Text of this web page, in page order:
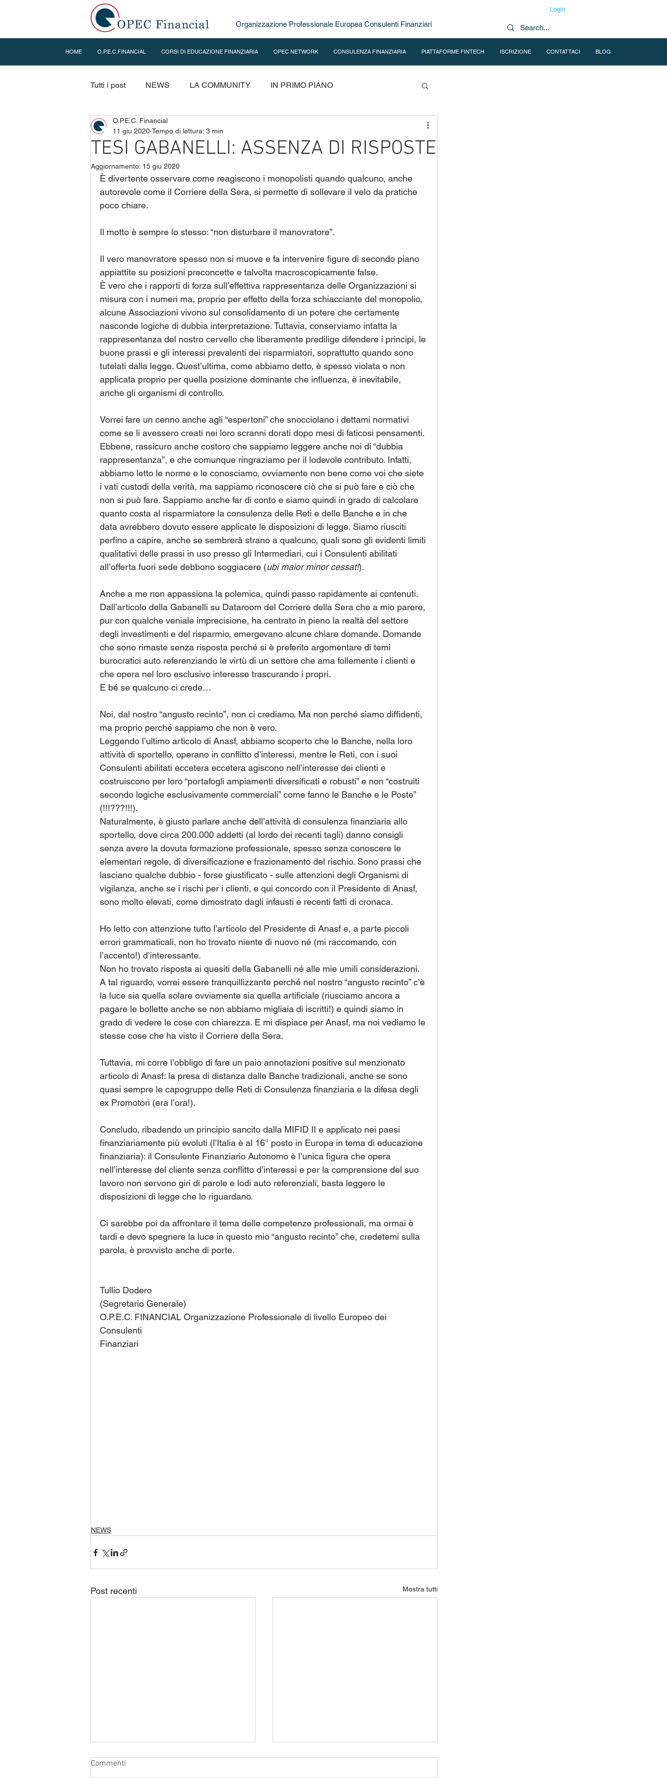
Organizzazione Professionale Europea Consulenti Finanziari
Login
HOME O.P.E.C.FINANCIAL CORSI DI EDUCAZIONE FINANZIARIA OPEC NETWORK CONSULENZA FINANZIARIA PIATTAFORME FINTECH ISCRIZIONE CONTATTACI BLOG
Tutti i post NEWS LA COMMUNITY IN PRIMO PIANO
EDUCAZIONE FINANZIARIA
TESI GABANELLI: ASSENZA DI RISPOSTE
O.P.E.C. Financial
11 giu 2020 Tempo di lettura: 3 min
Aggiornamento: 15 giu 2020
È divertente osservare come reagiscono i monopolisti quando qualcuno, anche
autorevole come il Corriere della Sera, si permette di sollevare il velo da pratiche
poco chiare.
Il motto è sempre lo stesso: “non disturbare il manovratore”.
Il vero manovratore spesso non si muove e fa intervenire figure di secondo piano
appiattite su posizioni preconcette e talvolta macroscopicamente false.
È vero che i rapporti di forza sull’effettiva rappresentanza delle Organizzazioni si
misura con i numeri ma, proprio per effetto della forza schiacciante del monopolio,
alcune Associazioni vivono sul consolidamento di un potere che certamente
nasconde logiche di dubbia interpretazione. Tuttavia, conserviamo intatta la
rappresentanza del nostro cervello che liberamente predilige difendere i principi, le
buone prassi e gli interessi prevalenti dei risparmiatori, soprattutto quando sono
tutelati dalla legge. Quest’ultima, come abbiamo detto, è spesso violata o non
applicata proprio per quella posizione dominante che influenza, è inevitabile,
anche gli organismi di controllo.
Vorrei fare un cenno anche agli “espertoni” che snocciolano i dettami normativi
come se li avessero creati nei loro scranni dorati dopo mesi di faticosi pensamenti.
Ebbene, rassicuro anche costoro che sappiamo leggere anche noi di “dubbia
rappresentanza”, e che comunque ringraziamo per il lodevole contributo. Infatti,
abbiamo letto le norme e le conosciamo, ovviamente non bene come voi che siete
i vati custodi della verità, ma sappiamo riconoscere ciò che si può fare e ciò che
non si può fare. Sappiamo anche far di conto e siamo quindi in grado di calcolare
quanto costa al risparmiatore la consulenza delle Reti e delle Banche e in che
data avrebbero dovuto essere applicate le disposizioni di legge. Siamo riusciti
perfino a capire, anche se sembrerà strano a qualcuno, quali sono gli evidenti limiti
qualitativi delle prassi in uso presso gli Intermediari, cui i Consulenti abilitati
all’offerta fuori sede debbono soggiacere (ubi maior minor cessat!).
Anche a me non appassiona la polemica, quindi passo rapidamente ai contenuti.
Dall’articolo della Gabanelli su Dataroom del Corriere della Sera che a mio parere,
pur con qualche veniale imprecisione, ha centrato in pieno la realtà del settore
degli investimenti e del risparmio, emergevano alcune chiare domande. Domande
che sono rimaste senza risposta perché si è preferito argomentare di temi
burocratici auto referenziando le virtù di un settore che ama follemente i clienti e
che opera nel loro esclusivo interesse trascurando i propri.
E bé se qualcuno ci crede…
Noi, dal nostro “angusto recinto”, non ci crediamo. Ma non perché siamo diffidenti,
ma proprio perché sappiamo che non è vero.
Leggendo l’ultimo articolo di Anasf, abbiamo scoperto che le Banche, nella loro
attività di sportello, operano in conflitto d’interessi, mentre le Reti, con i suoi
Consulenti abilitati eccetera eccetera agiscono nell’interesse dei clienti e
costruiscono per loro “portafogli ampiamenti diversificati e robusti” e non “costruiti
secondo logiche esclusivamente commerciali” come fanno le Banche e le Poste”
(!!!???!!!).
Naturalmente, è giusto parlare anche dell’attività di consulenza finanziaria allo
sportello, dove circa 200.000 addetti (al lordo dei recenti tagli) danno consigli
senza avere la dovuta formazione professionale, spesso senza conoscere le
elementari regole, di diversificazione e frazionamento del rischio. Sono prassi che
lasciano qualche dubbio - forse giustificato - sulle attenzioni degli Organismi di
vigilanza, anche se i rischi per i clienti, e qui concordo con il Presidente di Anasf,
sono molto elevati, come dimostrato dagli infausti e recenti fatti di cronaca.
Ho letto con attenzione tutto l’articolo del Presidente di Anasf e, a parte piccoli
errori grammaticali, non ho trovato niente di nuovo né (mi raccomando, con
l’accento!) d’interessante.
Non ho trovato risposta ai quesiti della Gabanelli né alle mie umili considerazioni.
A tal riguardo, vorrei essere tranquillizzante perché nel nostro “angusto recinto” c’è
la luce sia quella solare ovviamente sia quella artificiale (riusciamo ancora a
pagare le bollette anche se non abbiamo migliaia di iscritti!) e quindi siamo in
grado di vedere le cose con chiarezza. E mi dispiace per Anasf, ma noi vediamo le
stesse cose che ha visto il Corriere della Sera.
Tuttavia, mi corre l’obbligo di fare un paio annotazioni positive sul menzionato
articolo di Anasf: la presa di distanza dalle Banche tradizionali, anche se sono
quasi sempre le capogruppo delle Reti di Consulenza finanziaria e la difesa degli
ex Promotori (era l’ora!).
Concludo, ribadendo un principio sancito dalla MIFID II e applicato nei paesi
finanziariamente più evoluti (l’Italia è al 16° posto in Europa in tema di educazione
finanziaria): il Consulente Finanziario Autonomo è l’unica figura che opera
nell’interesse del cliente senza conflitto d’interessi e per la comprensione del suo
lavoro non servono giri di parole e lodi auto referenziali, basta leggere le
disposizioni di legge che lo riguardano.
Ci sarebbe poi da affrontare il tema delle competenze professionali, ma ormai è
tardi e devo spegnere la luce in questo mio “angusto recinto” che, credetemi sulla
parola, è provvisto anche di porte.
Tullio Dodero
(Segretario Generale)
O.P.E.C. FINANCIAL Organizzazione Professionale di livello Europeo dei
Consulenti
Finanziari
NEWS
Post recenti Mostra tutti
Commenti